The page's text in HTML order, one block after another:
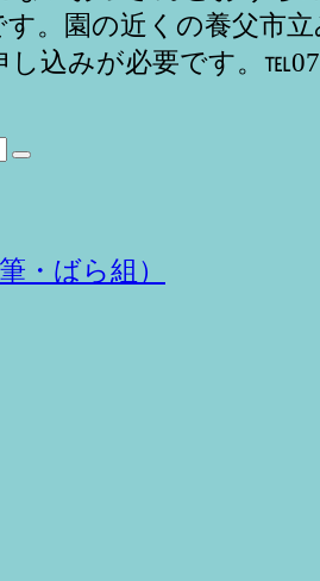
。園の近くの養父市
し込みが必要です。
検
・ばら組）